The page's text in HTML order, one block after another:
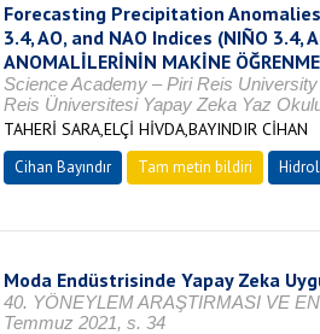
Forecasting Precipitation
3.4, AO, and NAO Indices (NIÑO 3.4,
ANOMALİLERİNİN MAKİNE
Science Academy – Piri Reis
Reis Üniversitesi Yapay Zeka Yaz
TAHERİ SARA,ELÇİ HİVDA,BAYINDIR CİHAN
Cihan Bayındır Tam metin bildiri
Moda Endüstrisinde Yapay Zeka
40. YÖNEYLEM ARAŞTIRMASI VE
Temmuz 2021, s. 34